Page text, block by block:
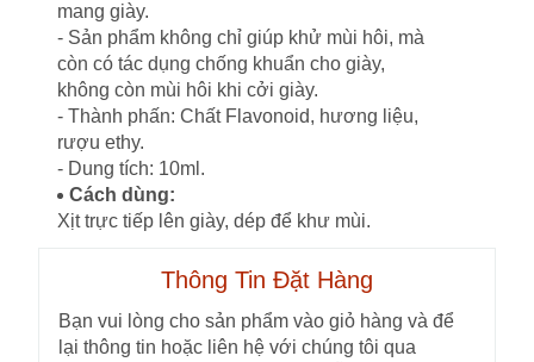
mang giày.
- Sản phẩm không chỉ giúp khử mùi hôi, mà
còn có tác dụng chống khuẩn cho giày,
không còn mùi hôi khi cởi giày.
- Thành phấn: Chất Flavonoid, hương liệu,
rượu ethy.
- Dung tích: 10ml.
Cách dùng:
Xịt trực tiếp lên giày, dép để khư mùi.
Thông Tin Đặt Hàng
Bạn vui lòng cho sản phẩm vào giỏ hàng và để
lại thông tin hoặc liên hệ với chúng tôi qua